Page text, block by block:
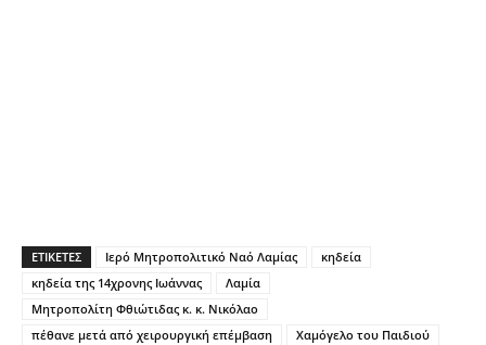
ΕΤΙΚΕΤΕΣ Ιερό Μητροπολιτικό Ναό Λαμίας
κηδεία
κηδεία της 14χρονης Ιωάννας
Λαμία
Μητροπολίτη Φθιώτιδας κ. κ. Νικόλαο
πέθανε μετά από χειρουργική επέμβαση
Χαμόγελο του Παιδιού